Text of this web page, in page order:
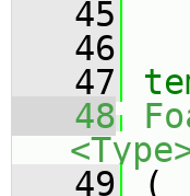
   45
   46
   47
   48
   49
(